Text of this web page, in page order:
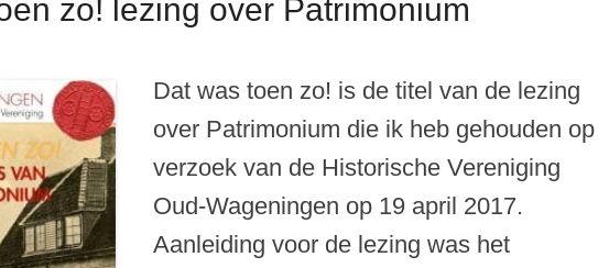
zo! lezing over Patrimonium
Dat was toen zo! is de titel van de lezing
over Patrimonium die ik heb gehouden op
verzoek van de Historische Vereniging
Oud-Wageningen op 19 april 2017.
Aanleiding voor de lezing was het